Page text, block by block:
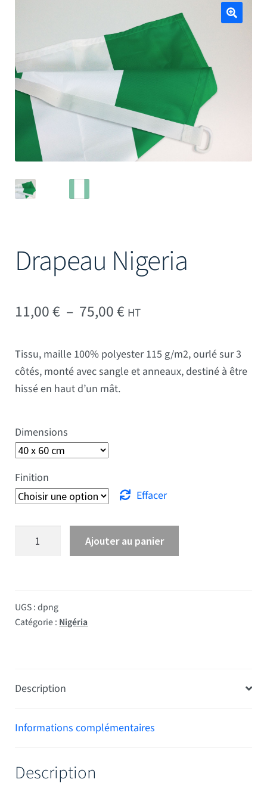
Drapeau Nigeria
11,00€ – 75,00€Plage de prix : 11,00 €
HT
Tissu, maille 100% polyester 115 g/m2, ourlé sur 3
côtés, monté avec sangle et anneaux, destiné à être
hissé en haut d’un mât.
Dimensions
Finition
Effacer
quantité de Drapeau Nigeria
Ajouter au panier
UGS :dpng
Catégorie : Nigéria
Description
Informations complémentaires
Description